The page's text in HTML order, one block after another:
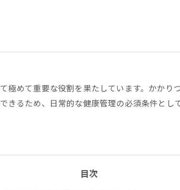
極めて重要な役割を果たしています。かかり
きるため、日常的な健康管理の必須条件と
目次